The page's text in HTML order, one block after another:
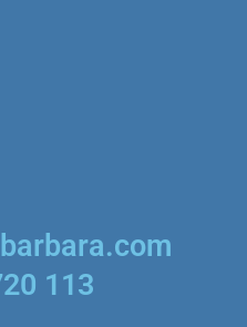
113